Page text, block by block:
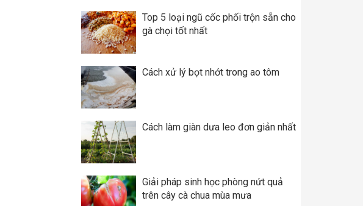
Top 5 loại ngũ cốc phối trộn sẵn cho
gà chọi tốt nhất
Cách xử lý bọt nhớt trong ao tôm
Cách làm giàn dưa leo đơn giản nhất
Giải pháp sinh học phòng nứt quả
trên cây cà chua mùa mưa